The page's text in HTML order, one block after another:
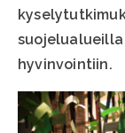
hyvinvointiin.